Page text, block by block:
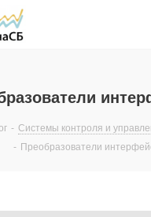
- Системы контроля и
- Преобразователи